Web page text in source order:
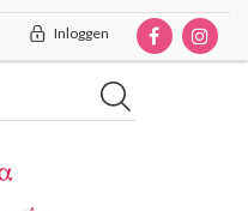
Inloggen